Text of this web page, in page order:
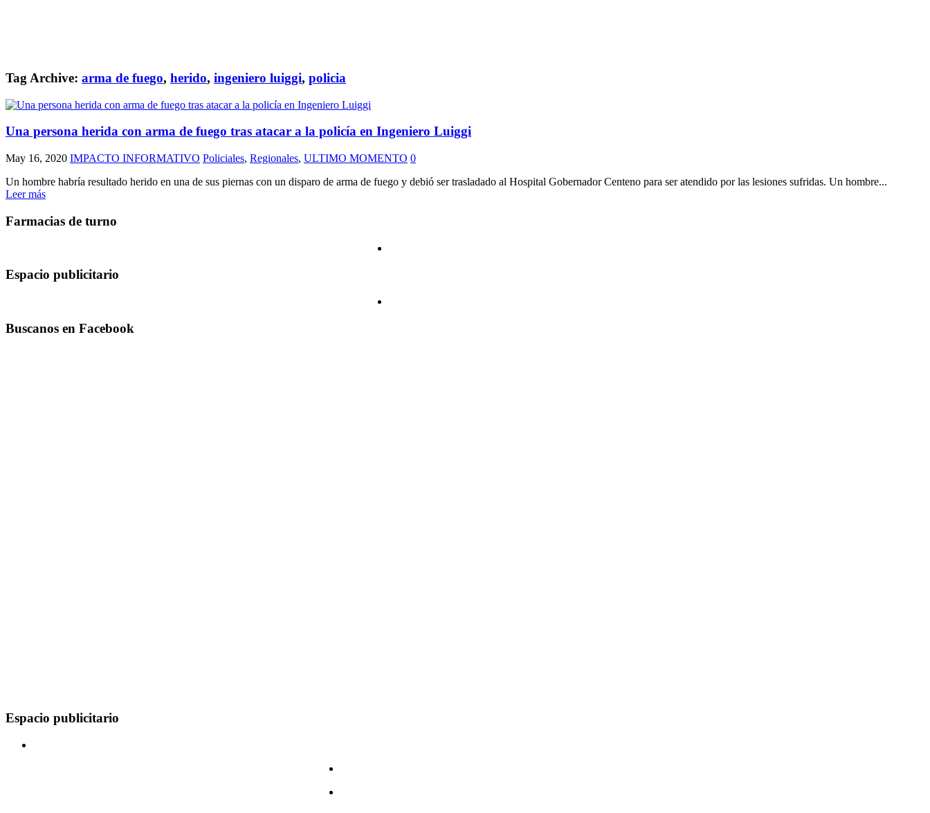
Tag Archive: arma de fuego, herido, ingeniero luiggi, policia
Una persona herida con arma de fuego tras atacar a la policía en Ingeniero Luiggi
May 16, 2020 IMPACTO INFORMATIVO Policiales, Regionales, ULTIMO MOMENTO 0
Un hombre habría resultado herido en una de sus piernas con un disparo de arma de fuego y debió ser trasladado al Hospital Gobernador Centeno para ser atendido por las lesiones sufridas. Un hombre...
Leer más
Farmacias de turno
Espacio publicitario
Buscanos en Facebook
Espacio publicitario